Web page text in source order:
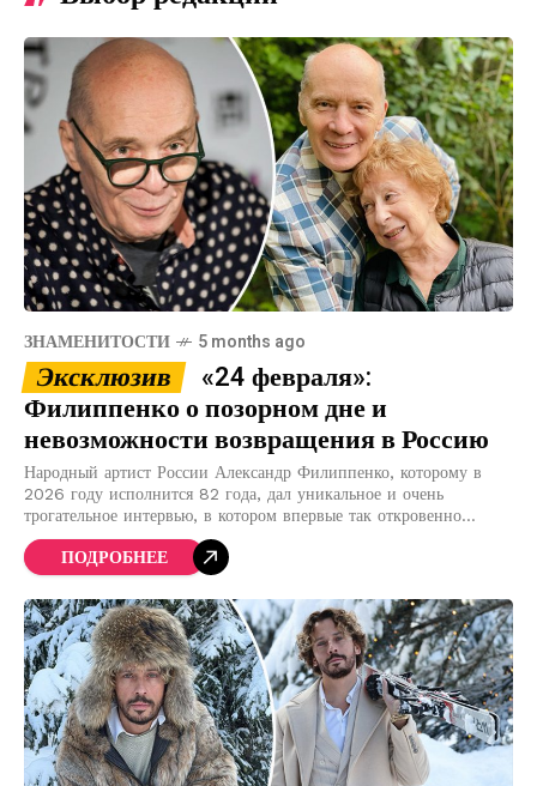
ЗНАМЕНИТОСТИ 5 months ago
Эксклюзив
«24 февраля»:
Филиппенко о позорном дне и
невозможности возвращения в Россию
Народный артист России Александр Филиппенко, которому в
2026 году исполнится 82 года, дал уникальное и очень
трогательное интервью, в котором впервые так откровенно
рассказал о своих взглядах на войну и
ПОДРОБНЕЕ